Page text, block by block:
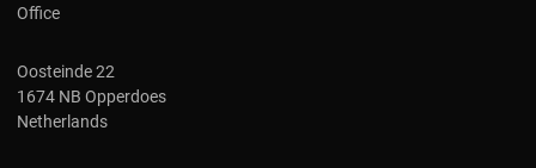
Office
Oosteinde 22
1674 NB Opperdoes
Netherlands